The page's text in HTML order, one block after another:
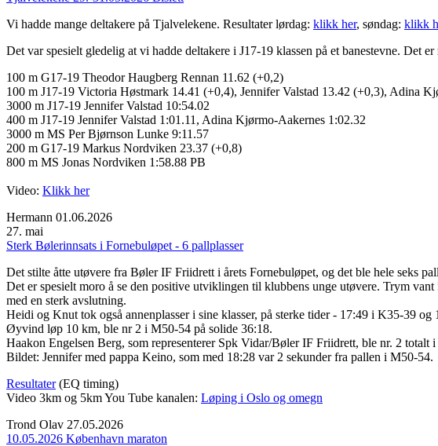
Vi hadde mange deltakere på Tjalvelekene. Resultater lørdag: klikk her, søndag: klikk
Det var spesielt gledelig at vi hadde deltakere i J17-19 klassen på et banestevne. Det
100 m G17-19 Theodor Haugberg Rennan 11.62 (+0,2)
100 m J17-19 Victoria Høstmark 14.41 (+0,4), Jennifer Valstad 13.42 (+0,3), Adina
3000 m J17-19 Jennifer Valstad 10:54.02
400 m J17-19 Jennifer Valstad 1:01.11, Adina Kjørmo-Aakernes 1:02.32
3000 m MS Per Bjørnson Lunke 9:11.57
200 m G17-19 Markus Nordviken 23.37 (+0,8)
800 m MS Jonas Nordviken 1:58.88 PB
Video: Klikk her
Hermann 01.06.2026
27. mai
Sterk Bølerinnsats i Fornebuløpet - 6 pallplasser
Det stilte åtte utøvere fra Bøler IF Friidrett i årets Fornebuløpet, og det ble hele seks
Det er spesielt moro å se den positive utviklingen til klubbens unge utøvere. Trym
med en sterk avslutning.
Heidi og Knut tok også annenplasser i sine klasser, på sterke tider - 17:49 i K35-39
Øyvind løp 10 km, ble nr 2 i M50-54 på solide 36:18.
Haakon Engelsen Berg, som representerer Spk Vidar/Bøler IF Friidrett, ble nr. 2
Bildet: Jennifer med pappa Keino, som med 18:28 var 2 sekunder fra pallen i M50-54.
Resultater(EQ timing)
Video 3km og 5km You Tube kanalen: Løping i Oslo og omegn
Trond Olav 27.05.2026
10.05.2026 København maraton